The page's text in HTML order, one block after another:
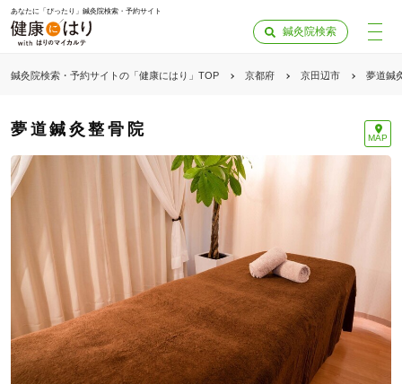
あなたに「ぴったり」鍼灸院検索・予約サイト
鍼灸院検索
鍼灸院検索・予約サイトの「健康にはり」TOP 京都府 京田辺市 夢道鍼
夢道鍼灸整骨院 MAP